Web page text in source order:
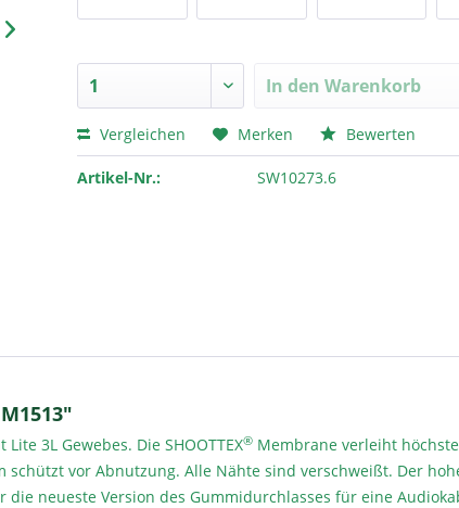
In den Warenkorb
Vergleichen Merken Bewerten
Artikel-Nr.: SW10273.6
3L Gewebes. Die SHOOTTEX® Membrane verleiht höchste
vor Abnutzung. Alle Nähte sind verschweißt. Der
die neueste Version des Gummidurchlasses für eine